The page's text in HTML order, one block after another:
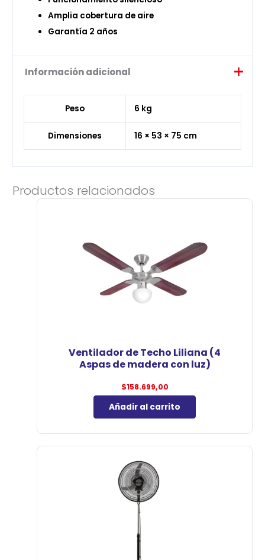
Amplia cobertura de aire
Garantía 2 años
Información adicional
Peso 6 kg
Dimensiones 16 × 53 × 75 cm
Productos relacionados
Ventilador de Techo Liliana (4
Aspas de madera con luz)
$158.699,00
Añadir al carrito